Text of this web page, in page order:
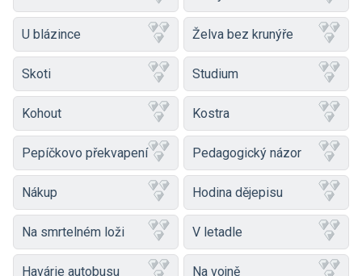
U blázince Želva bez krunýře
Skoti Studium
Kohout Kostra
Pepíčkovo překvapení Pedagogický názor
Nákup Hodina dějepisu
Na smrtelném loži V letadle
Havárie autobusu Na vojně